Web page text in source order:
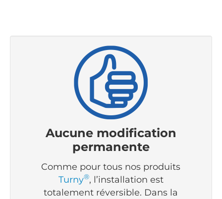
Aucune modification
permanente
Comme pour tous nos produits
Turny®, l’installation est
totalement réversible. Dans la